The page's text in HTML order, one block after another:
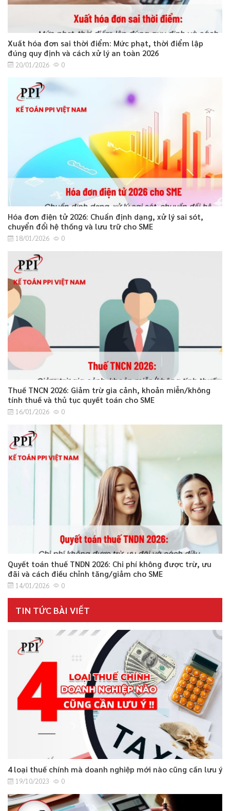
Xuất hóa đơn sai thời điểm: Mức phạt, thời điểm lập
đúng quy định và cách xử lý an toàn 2026
20/01/2026 0
Hóa đơn điện tử 2026: Chuẩn định dạng, xử lý sai sót,
chuyển đổi hệ thống và lưu trữ cho SME
18/01/2026 0
Thuế TNCN 2026: Giảm trừ gia cảnh, khoản miễn/không
tính thuế và thủ tục quyết toán cho SME
16/01/2026 0
Quyết toán thuế TNDN 2026: Chi phí không được trừ, ưu
đãi và cách điều chỉnh tăng/giảm cho SME
14/01/2026 0
TIN TỨC BÀI VIẾT
4 loại thuế chính mà doanh nghiệp mới nào cũng cần lưu ý
19/10/2023 0